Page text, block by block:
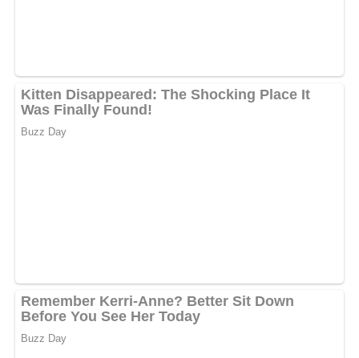
Zubereitung
Die vorbereiteten grünen Bohnen in siedendem